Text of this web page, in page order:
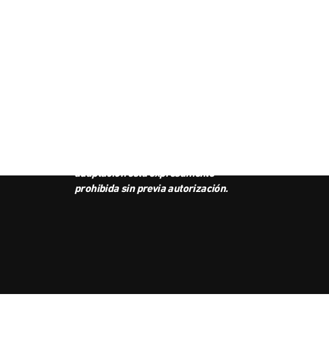
adaptación está expresamente
prohibida sin previa autorización.